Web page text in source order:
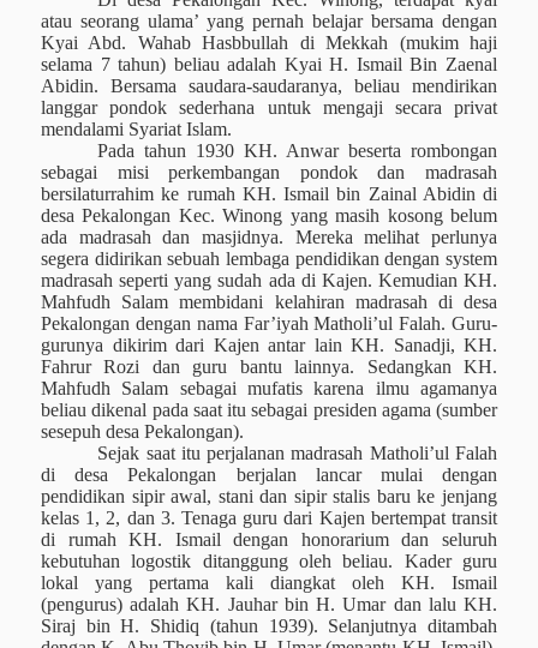
atau seorang ulama’ yang pernah belajar bersama dengan
Kyai Abd. Wahab Hasbbullah di Mekkah (mukim haji
selama 7 tahun) beliau adalah Kyai H. Ismail Bin Zaenal
Abidin.
Bersama saudara-saudaranya, beliau mendirikan
langgar pondok sederhana untuk mengaji secara privat
mendalami Syariat Islam.
Pada tahun 1930 KH. Anwar beserta rombongan
sebagai misi perkembangan pondok dan madrasah
bersilaturrahim ke rumah KH. Ismail bin Zainal Abidin di
desa Pekalongan Kec. Winong yang masih kosong belum
ada madrasah dan masjidnya. Mereka melihat perlunya
segera didirikan sebuah lembaga pendidikan dengan system
madrasah seperti yang sudah ada di Kajen. Kemudian KH.
Mahfudh Salam membidani kelahiran madrasah di desa
Pekalongan dengan nama Far’iyah Matholi’ul Falah. Guru-
gurunya dikirim dari Kajen antar lain KH. Sanadji, KH.
Fahrur Rozi dan guru bantu lainnya. Sedangkan KH.
Mahfudh Salam sebagai mufatis karena ilmu agamanya
beliau dikenal pada saat itu sebagai presiden agama (sumber
sesepuh desa Pekalongan).
Sejak saat ituperjalanan madrasah Matholi’ul Falah
di desa Pekalongan berjalan lancar mulai dengan
pendidikan sipir awal, stani dan sipir stalis baru ke jenjang
kelas 1, 2, dan 3. Tenaga guru dari Kajen bertempat transit
di rumah KH. Ismail dengan honorarium dan seluruh
kebutuhan logostik ditanggung oleh beliau. Kader guru
lokal yang pertama kali diangkat oleh KH. Ismail
(pengurus) adalah KH. Jauhar bin H. Umar dan lalu KH.
Siraj bin H. Shidiq (tahun 1939). Selanjutnya ditambah